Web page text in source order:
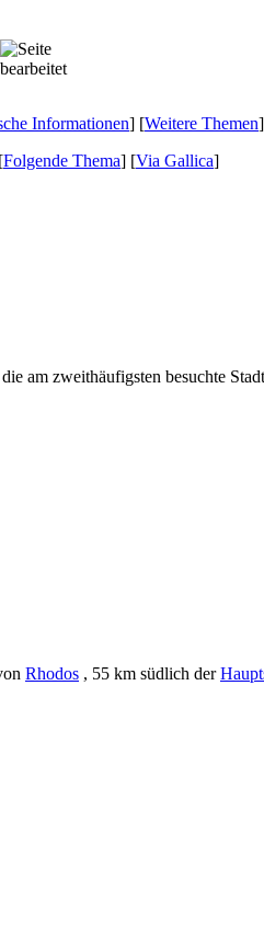
Informationen] [Weitere Themen]
Folgende Thema] [Via Gallica]
am zweithäufigsten besuchte
Rhodos , 55 km südlich der